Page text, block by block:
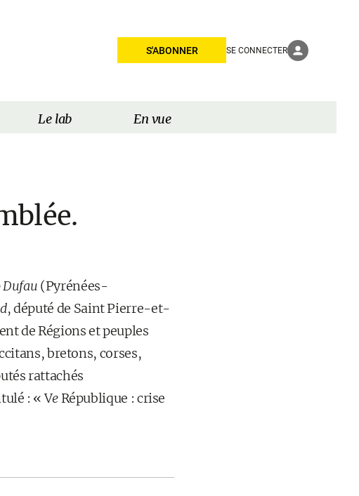
S'ABONNER SE CONNECTER
Le lab En vue
Dufau (Pyrénées-
, député de Saint Pierre-et-
de Régions et peuples
bretons, corses,
rattachés
: « VeRépublique : crise